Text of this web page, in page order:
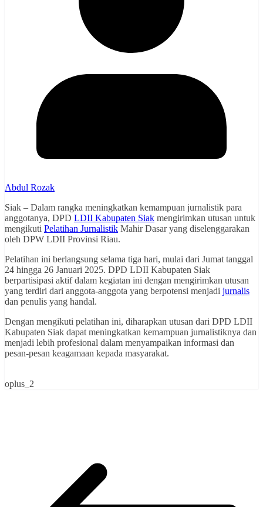
Abdul Rozak
Siak – Dalam rangka meningkatkan kemampuan jurnalistik para
anggotanya, DPD LDII Kabupaten Siak mengirimkan utusan untuk
mengikuti Pelatihan Jurnalistik Mahir Dasar yang diselenggarakan
oleh DPW LDII Provinsi Riau.
Pelatihan ini berlangsung selama tiga hari, mulai dari Jumat tanggal
24 hingga 26 Januari 2025. DPD LDII Kabupaten Siak
berpartisipasi aktif dalam kegiatan ini dengan mengirimkan utusan
yang terdiri dari anggota-anggota yang berpotensi menjadi jurnalis
dan penulis yang handal.
Dengan mengikuti pelatihan ini, diharapkan utusan dari DPD LDII
Kabupaten Siak dapat meningkatkan kemampuan jurnalistiknya dan
menjadi lebih profesional dalam menyampaikan informasi dan
pesan-pesan keagamaan kepada masyarakat.
oplus_2